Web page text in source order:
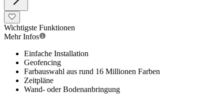
Wichtigste Funktionen
Mehr Infos
Einfache Installation
Geofencing
Farbauswahl aus rund 16 Millionen Farben
Zeitpläne
Wand- oder Bodenanbringung